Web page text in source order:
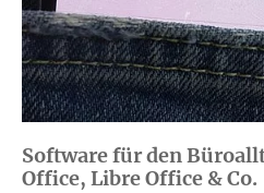
Software für den
Office, Libre Office & Co.